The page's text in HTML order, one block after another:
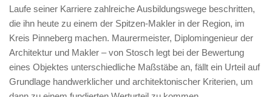
Laufe seiner Karriere zahlreiche Ausbildungswege beschritten,
die ihn heute zu einem der Spitzen-Makler in der Region, im
Kreis Pinneberg machen. Maurermeister, Diplomingenieur der
Architektur und Makler – von Stosch legt bei der Bewertung
eines Objektes unterschiedliche Maßstäbe an, fällt ein Urteil auf
Grundlage handwerklicher und architektonischer Kriterien, um